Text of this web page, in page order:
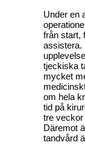
Under en
från start,
assistera.
tjeckiska
mycket
om hela
tid på
tre veckor
Däremot
tandvård